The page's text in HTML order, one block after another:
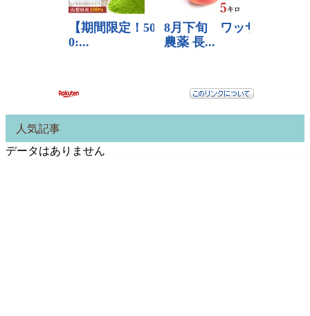
人気記事
データはありません